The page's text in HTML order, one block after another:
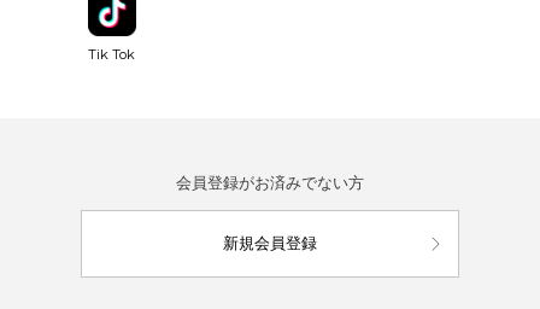
Tik Tok
会員登録がお済みでない方
新規会員登録